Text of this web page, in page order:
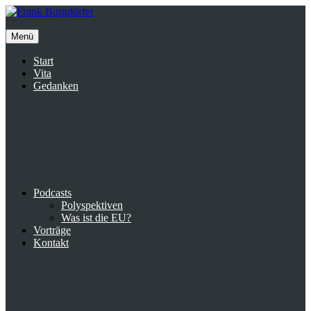
Inhalte
Menü
Start
Vita
Gedanken
Podcasts
Polyspektiven
Was ist die EU?
Vorträge
Kontakt